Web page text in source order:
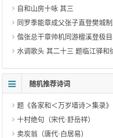
自和山房十咏 其三
同罗季能章成父张子直登樊城
偕张总干章帅机同游檀溪登极
水调歌头 其二十三 题临江驿和
随机推荐诗词
题《各家和＜万岁墙诗＞集录》
十村绝句（宋代·舒岳祥）
卖炭翁（唐代·白居易）